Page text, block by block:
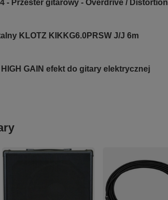
- Przester gitarowy - Overdrive / Distortion
KLOTZ KIKKG6.0PRSW J/J 6m
HIGH GAIN efekt do gitary elektrycznej